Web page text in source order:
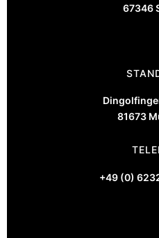
67346
81673
+49 (0)